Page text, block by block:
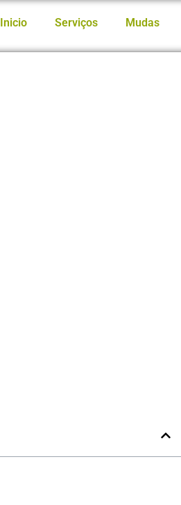
Inicio Serviços Mudas